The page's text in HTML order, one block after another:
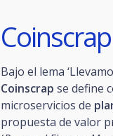
Coinscrap
Bajo el lema
Coinscrap se define
microservicios de
propuesta de valor